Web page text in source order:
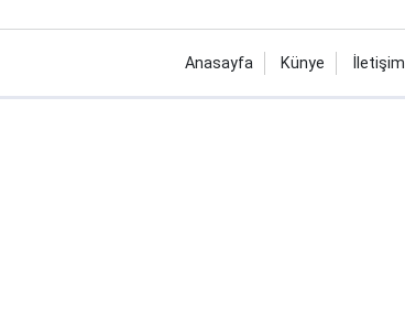
Anasayfa Künye İletişim